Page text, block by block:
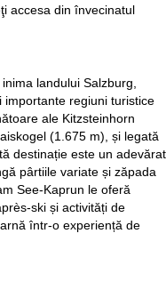
accesa din învecinatul
landului Salzburg,
regiuni turistice
ale Kitzsteinhorn
(1.675 m), și legată
destinație este un adevărat
pârtiile variate și zăpada
See-Kaprun le oferă
ski și activități de
într-o experiență de